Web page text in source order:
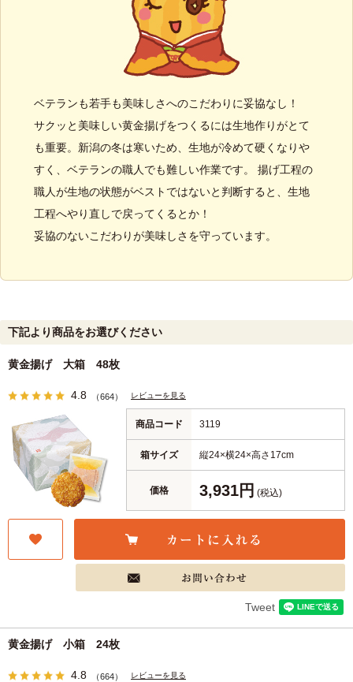
ベテランも若手も美味しさへのこだわりに妥協なし！
サクッと美味しい黄金揚げをつくるには生地作りがとて
も重要。新潟の冬は寒いため、生地が冷めて硬くなりや
すく、ベテランの職人でも難しい作業です。 揚げ工程の
職人が生地の状態がベストではないと判断すると、生地
工程へやり直しで戻ってくるとか！
妥協のないこだわりが美味しさを守っています。
下記より商品をお選びください
黄金揚げ 大箱 48枚
4.8 （664） レビューを見る
商品コード 3119
箱サイズ 縦24×横24×高さ17cm
価格 3,931円 (税込)
Tweet
黄金揚げ 小箱 24枚
4.8 （664） レビューを見る